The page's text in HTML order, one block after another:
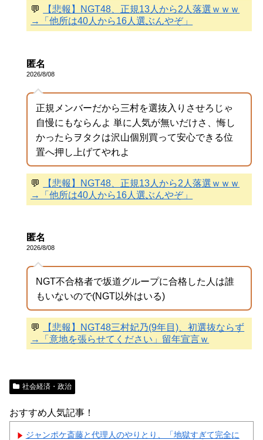
💬
【悲報】NGT48、正規13人から2人落選ｗｗｗ
→「他所は40人から16人選ぶんやぞ」
匿名
2026/8/08
正規メンバーだから三村を選抜入りさせろじゃ
自慢にもならんよ 単に人気が無いだけさ、悔し
かったらヲタクは沢山個別買って安心できる位
置へ押し上げてやれよ
💬
【悲報】NGT48、正規13人から2人落選ｗｗｗ
→「他所は40人から16人選ぶんやぞ」
匿名
2026/8/08
NGT不合格者で坂道グループに合格した人は誰
もいないので(NGT以外はいる)
💬
【悲報】NGT48三村妃乃(9年目)、初選抜ならず
→「意地を張らせてください」留年宣言ｗ
社会経済・政治
おすすめ人気記事！
ジャンポケ斎藤と代理人のやりとり、「地獄すぎて完全に